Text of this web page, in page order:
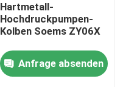
Hartmetall-
Hochdruckpumpen-
Kolben Soems ZY06X
Anfrage absenden